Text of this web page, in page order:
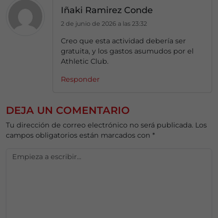
Iñaki Ramirez Conde
2 de junio de 2026 a las 23:32
Creo que esta actividad debería ser
gratuita, y los gastos asumudos por el
Athletic Club.
Responder
DEJA UN COMENTARIO
Tu dirección de correo electrónico no será publicada. Los
campos obligatorios están marcados con *